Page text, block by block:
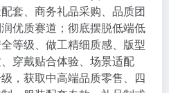
套、商务礼品采购、品质团
优质赛道；彻底摆脱低端低
等级、做工精细质感、版型
穿戴贴合体验、场景适配
，获取中高端品质零售、四